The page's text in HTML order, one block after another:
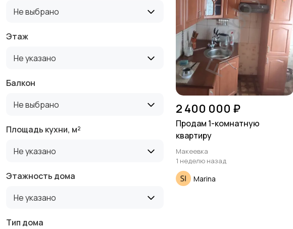
Не выбрано
Этаж
Не указано
Балкон
Не выбрано
Площадь кухни, м²
Не указано
Этажность дома
Не указано
Тип дома
2 400 000 ₽
Продам 1-комнатную
квартиру
Макеевка
1 неделю назад
Marina